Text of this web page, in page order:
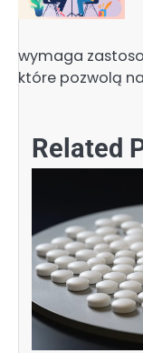
wymaga
które pozwolą
Related